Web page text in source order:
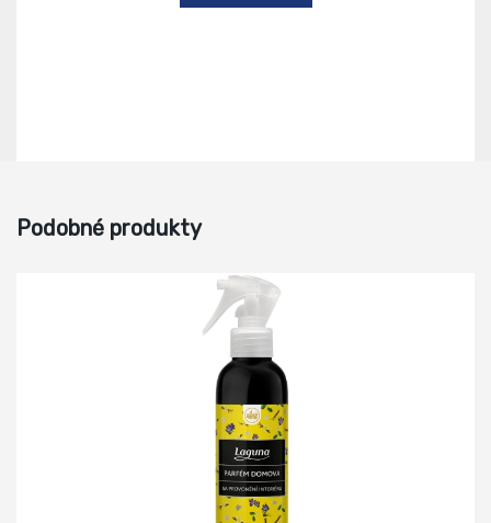
Podobné produkty